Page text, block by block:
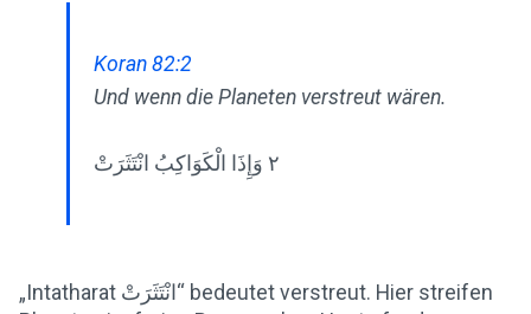
Koran 82:2
Und wenn die Planeten verstreut wären.
٢ وَإِذَا الْكَوَاكِبُ انْتَثَرَتْ
„Intatharat انْتَثَرَتْ“ bedeutet verstreut. Hier streifen